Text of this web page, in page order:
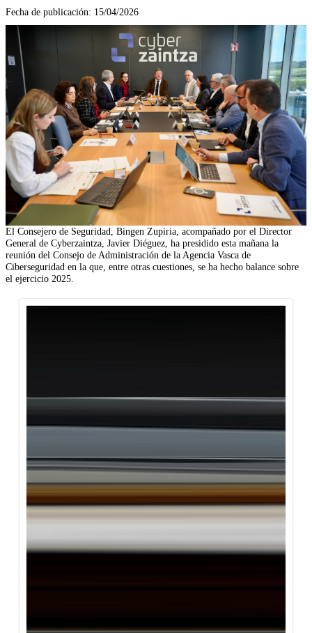
Fecha de publicación: 15/04/2026
El Consejero de Seguridad, Bingen Zupiria, acompañado por el Director
General de Cyberzaintza, Javier Diéguez, ha presidido esta mañana la
reunión del Consejo de Administración de la Agencia Vasca de
Ciberseguridad en la que, entre otras cuestiones, se ha hecho balance sobre
el ejercicio 2025.